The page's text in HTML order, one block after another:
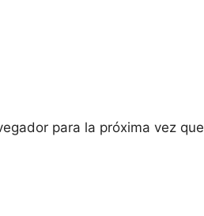
para la próxima vez que